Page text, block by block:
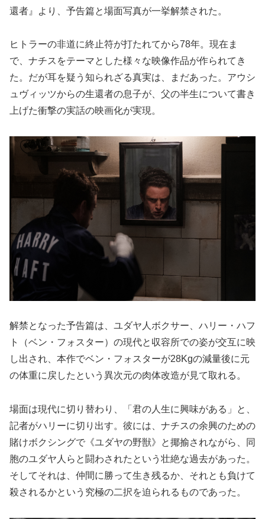
還者』より、予告篇と場面写真が一挙解禁された。
ヒトラーの非道に終止符が打たれてから78年。現在ま
で、ナチスをテーマとした様々な映像作品が作られてき
た。だが耳を疑う知られざる真実は、まだあった。アウシ
ュヴィッツからの生還者の息子が、父の半生について書き
上げた衝撃の実話の映画化が実現。
解禁となった予告篇は、ユダヤ人ボクサー、ハリー・ハフ
ト（ベン・フォスター）の現代と収容所での姿が交互に映
し出され、本作でベン・フォスターが28Kgの減量後に元
の体重に戻したという異次元の肉体改造が見て取れる。
場面は現代に切り替わり、「君の人生に興味がある」と、
記者がハリーに切り出す。彼には、ナチスの余興のための
賭けボクシングで《ユダヤの野獣》と揶揄されながら、同
胞のユダヤ人らと闘わされたという壮絶な過去があった。
そしてそれは、仲間に勝って生き残るか、それとも負けて
殺されるかという究極の二択を迫られるものであった。